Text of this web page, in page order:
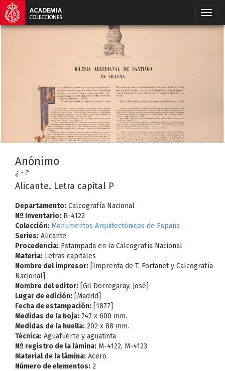
Anónimo
¿ - ?
Alicante. Letra capital P
Departamento: Calcografía Nacional
Nº Inventario: R-4122
Colección: Monumentos Arquitectónicos de España
Series: Alicante
Procedencia: Estampada en la Calcografía Nacional
Materia: Letras capitales
Nombre del impresor: [Imprenta de T. Fortanet y Calcografía
Nacional]
Nombre del editor: [Gil Dorregaray, José]
Lugar de edición: [Madrid]
Fecha de estampación: [1877]
Medidas de la hoja: 747 x 600 mm.
Medidas de la huella: 202 x 88 mm.
Técnica: Aguafuerte y aguatinta
Nº registro de la lámina: M-4122, M-4123
Material de la lámina: Acero
Número de elementos: 2